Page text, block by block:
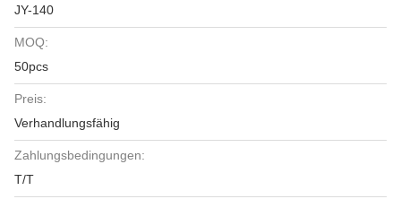
JY-140
MOQ:
50pcs
Preis:
Verhandlungsfähig
Zahlungsbedingungen:
T/T